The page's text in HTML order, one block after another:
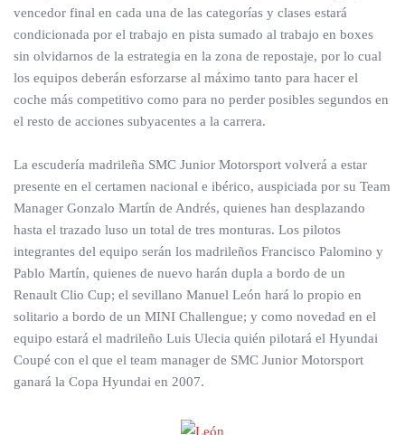
vencedor final en cada una de las categorías y clases estará
condicionada por el trabajo en pista sumado al trabajo en boxes
sin olvidarnos de la estrategia en la zona de repostaje, por lo cual
los equipos deberán esforzarse al máximo tanto para hacer el
coche más competitivo como para no perder posibles segundos en
el resto de acciones subyacentes a la carrera.
La escudería madrileña SMC Junior Motorsport volverá a estar
presente en el certamen nacional e ibérico, auspiciada por su Team
Manager Gonzalo Martín de Andrés, quienes han desplazando
hasta el trazado luso un total de tres monturas. Los pilotos
integrantes del equipo serán los madrileños Francisco Palomino y
Pablo Martín, quienes de nuevo harán dupla a bordo de un
Renault Clio Cup; el sevillano Manuel León hará lo propio en
solitario a bordo de un MINI Challengue; y como novedad en el
equipo estará el madrileño Luis Ulecia quién pilotará el Hyundai
Coupé con el que el team manager de SMC Junior Motorsport
ganará la Copa Hyundai en 2007.